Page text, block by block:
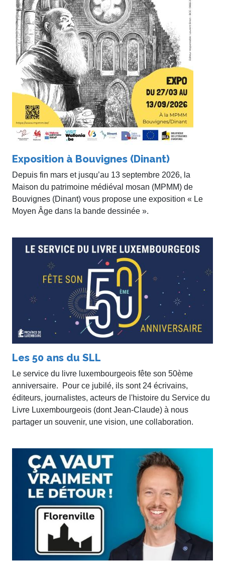
Exposition à Bouvignes (Dinant)
Depuis fin mars et jusqu’au 13 septembre 2026, la
Maison du patrimoine médiéval mosan (MPMM) de
Bouvignes (Dinant) vous propose une exposition « Le
Moyen Âge dans la bande dessinée ».
Les 50 ans du SLL
Le service du livre luxembourgeois fête son 50ème
anniversaire. Pour ce jubilé, ils sont 24 écrivains,
éditeurs, journalistes, acteurs de l'histoire du Service du
Livre Luxembourgeois (dont Jean-Claude) à nous
partager un souvenir, une vision, une collaboration.